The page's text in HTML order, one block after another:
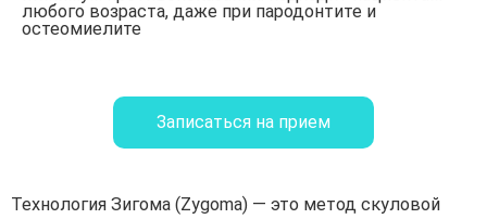
любого возраста, даже при пародонтите и
остеомиелите
Записаться на прием
Технология Зигома (Zygoma) — это метод скуловой